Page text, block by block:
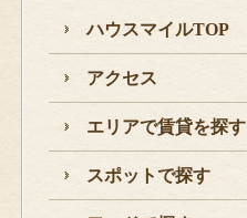
ハウスマイルTOP
アクセス
エリアで賃貸を探す
スポットで探す